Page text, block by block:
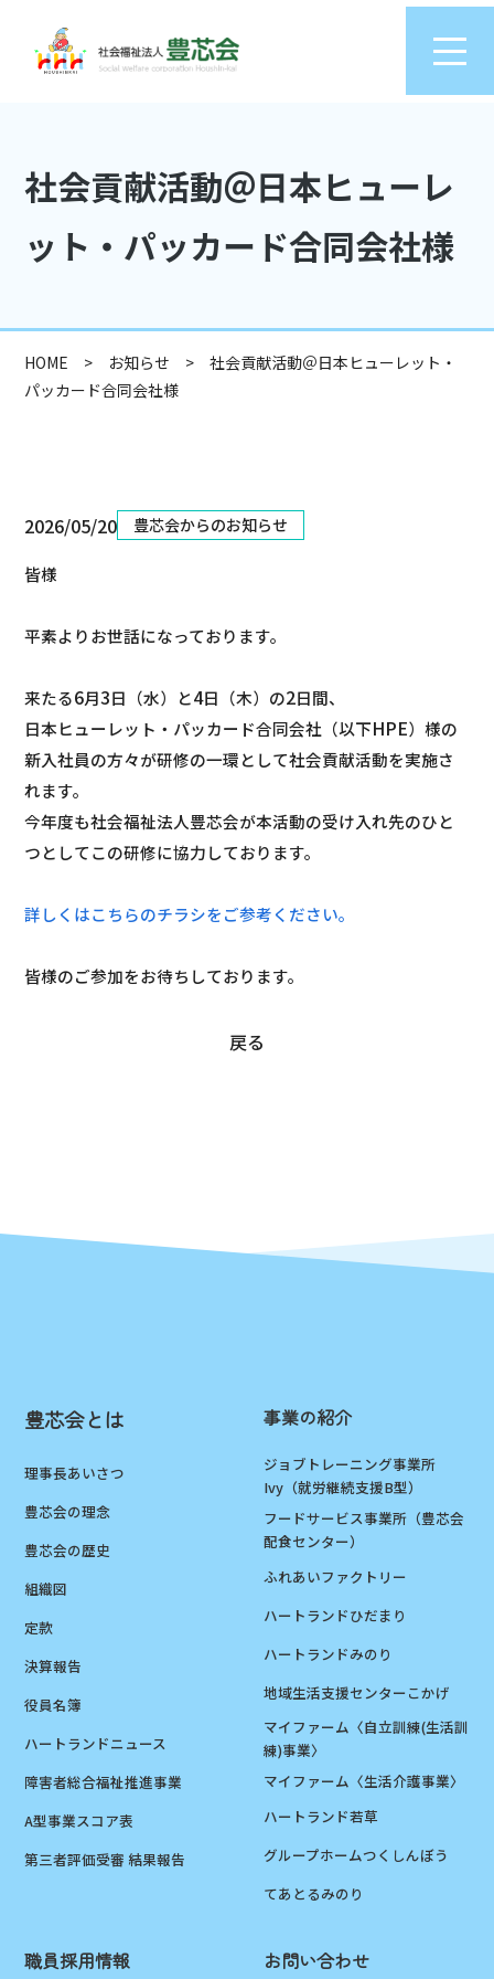
社会貢献活動＠日本ヒューレ
ット・パッカード合同会社様
HOME > お知らせ >
社会貢献活動＠日本ヒューレット・
パッカード合同会社様
2026/05/20 豊芯会からのお知らせ
皆様
平素よりお世話になっております。
来たる6月3日（水）と4日（木）の2日間、
日本ヒューレット・パッカード合同会社（以下HPE）様の
新入社員の方々が研修の一環として社会貢献活動を実施さ
れます。
今年度も社会福祉法人豊芯会が本活動の受け入れ先のひと
つとしてこの研修に協力しております。
詳しくはこちらのチラシをご参考ください。
皆様のご参加をお待ちしております。
戻る
豊芯会とは
理事長あいさつ
豊芯会の理念
豊芯会の歴史
組織図
定款
決算報告
役員名簿
ハートランドニュース
障害者総合福祉推進事業
A型事業スコア表
第三者評価受審 結果報告
事業の紹介
ジョブトレーニング事業所
Ivy（就労継続支援B型）
フードサービス事業所（豊芯会
配食センター）
ふれあいファクトリー
ハートランドひだまり
ハートランドみのり
地域生活支援センターこかげ
マイファーム〈自立訓練(生活訓
練)事業〉
マイファーム〈生活介護事業〉
ハートランド若草
グループホームつくしんぼう
てあとるみのり
職員採用情報 お問い合わせ